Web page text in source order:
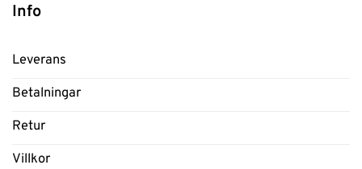
Info
Leverans
Betalningar
Retur
Villkor